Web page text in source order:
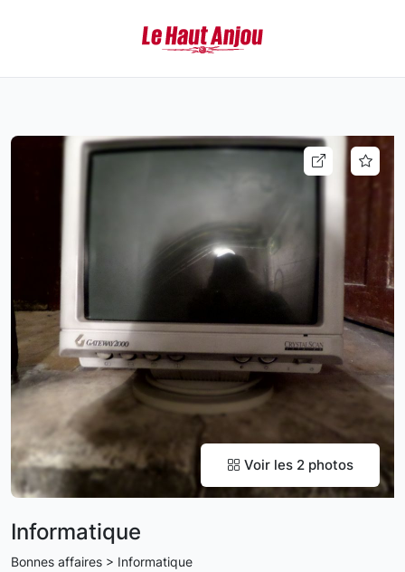
Voir les 2 photos
Informatique
Bonnes affaires > Informatique